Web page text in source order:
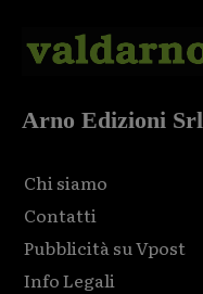
Arno Edizioni Srl
Chi siamo
Contatti
Pubblicità su Vpost
Info Legali